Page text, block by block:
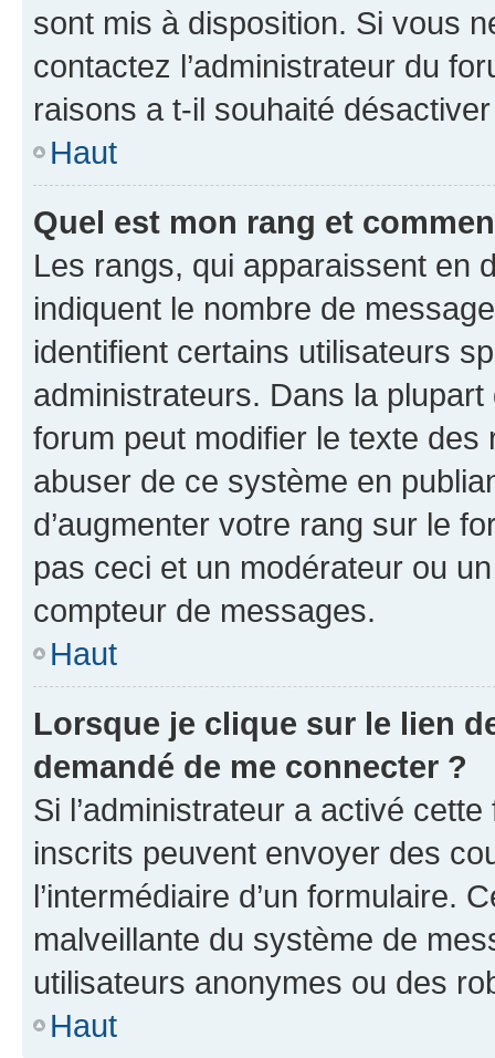
sont mis à disposition. Si vous
contactez l’administrateur du
raisons a t-il souhaité
Haut
Quel est mon rang et
Les rangs, qui apparaissent en
indiquent le nombre de
identifient certains utilisateurs
administrateurs. Dans la
forum peut modifier le texte
abuser de ce système en
d’augmenter votre rang sur le
pas ceci et un modérateur ou
compteur de messages.
Haut
Lorsque je clique sur le lien
demandé de me connecter ?
Si l’administrateur a activé
inscrits peuvent envoyer des
l’intermédiaire d’un formulaire.
malveillante du système de
utilisateurs anonymes ou des
Haut